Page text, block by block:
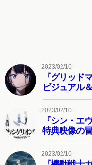
2023/02/10
『グリッド
ビジュアル
2023/02/10
『シン・エ
特典映像の
2023/02/10